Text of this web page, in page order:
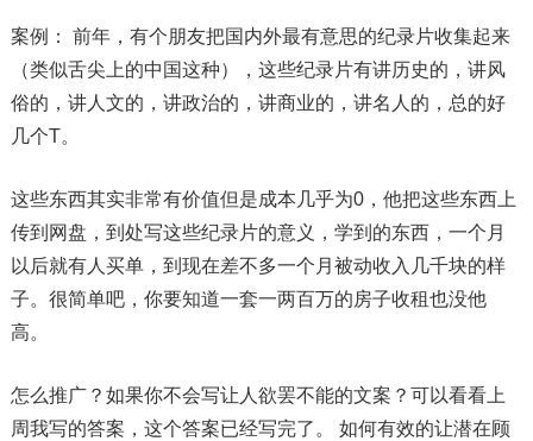
案例： 前年，有个朋友把国内外最有意思的纪录片收集起来
（类似舌尖上的中国这种），这些纪录片有讲历史的，讲风
俗的，讲人文的，讲政治的，讲商业的，讲名人的，总的好
几个T。
这些东西其实非常有价值但是成本几乎为0，他把这些东西上
传到网盘，到处写这些纪录片的意义，学到的东西，一个月
以后就有人买单，到现在差不多一个月被动收入几千块的样
子。很简单吧，你要知道一套一两百万的房子收租也没他
高。
怎么推广？如果你不会写让人欲罢不能的文案？可以看看上
周我写的答案，这个答案已经写完了。 如何有效的让潜在顾